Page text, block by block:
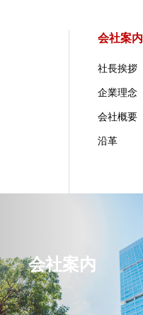
会社案内
社長挨拶
企業理念
会社概要
沿革
会社案内